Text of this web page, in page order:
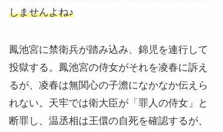
しませんよね♪
鳳池宮に禁衛兵が踏み込み、錦児を連行して
投獄する。鳳池宮の侍女がそれを凌春に訴え
るが、凌春は無関心の子澹になかなか伝えら
れない。天牢では衛大臣が「罪人の侍女」と
断罪し、温丞相は王儇の自死を確認するが、